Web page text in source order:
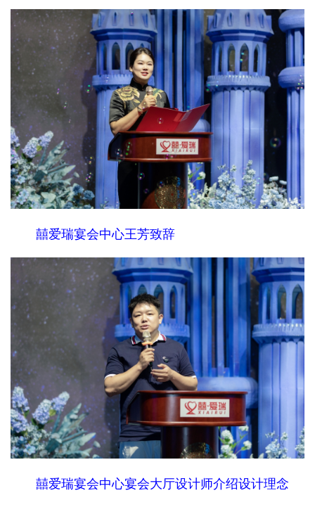
囍爱瑞宴会中心王芳致辞
囍爱瑞宴会中心宴会大厅设计师介绍设计理念